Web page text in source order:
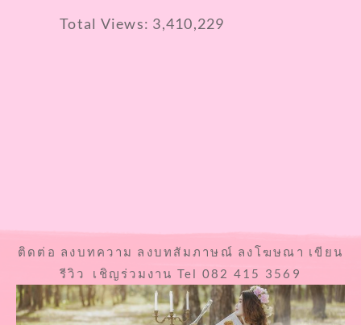
Total Views: 3,410,229
ติดต่อ ลงบทความ ลงบทสัมภาษณ์ ลงโฆษณา เขียน
รีวิว เชิญร่วมงาน Tel 082 415 3569